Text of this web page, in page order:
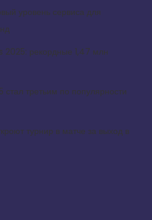
уровень сервиса для
2025: рекордные 1,47 млн
третьим по популярности
турнир в матче за выход в